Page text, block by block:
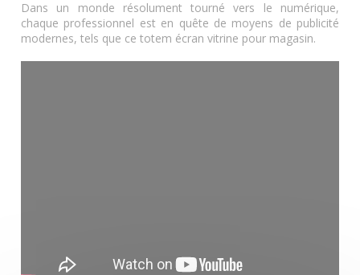
Dans un monde résolument tourné vers le numérique,
chaque professionnel est en quête de moyens de publicité
modernes, tels que ce totem écran vitrine pour magasin.